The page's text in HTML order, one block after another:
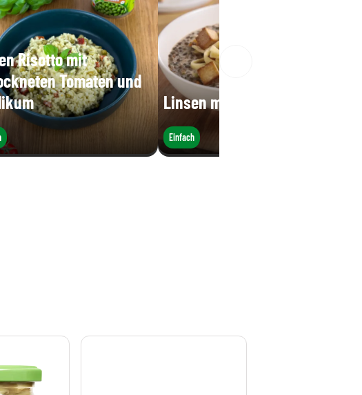
Risotto mit
Tomaten und
Linsen mit Spätzle
Einfach